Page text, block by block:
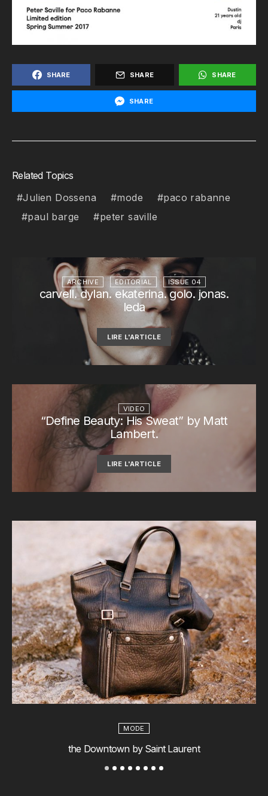
SHARE SHARE SHARE
SHARE
Related Topics
Julien Dossena
mode
paco rabanne
paul barge
peter saville
ARCHIVE EDITORIAL ISSUE 04
carvell. dylan. ekaterina. golo. jonas.
leda
LIRE L'ARTICLE
VIDEO
“Define Beauty: His Sweat” by Matt
Lambert.
LIRE L'ARTICLE
MODE
the Downtown by Saint Laurent